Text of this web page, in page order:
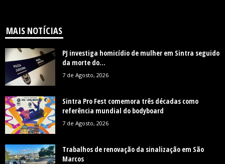
MAIS NOTÍCIAS
PJ investiga homicídio de mulher em Sintra seguido
da morte do...
7 de Agosto, 2026
Sintra Pro Fest comemora três décadas como
referência mundial do bodyboard
7 de Agosto, 2026
Trabalhos de renovação da sinalização em São
Marcos